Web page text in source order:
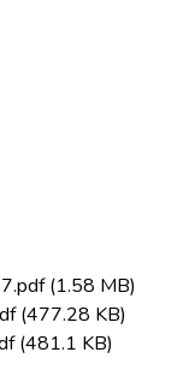
(1.58 MB)
(477.28 KB)
(481.1 KB)